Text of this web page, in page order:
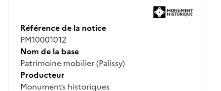
Référence de la notice
PM10001012
Nom de la base
Patrimoine mobilier (Palissy)
Producteur
Monuments historiques